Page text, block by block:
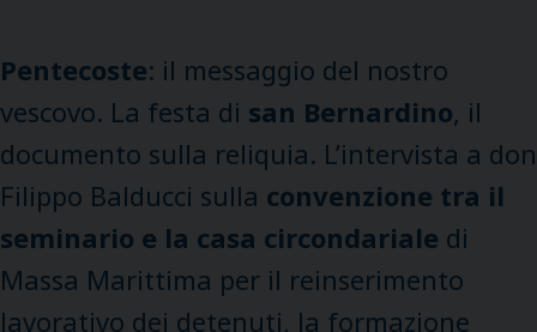
Pentecoste: il messaggio del nostro
vescovo. La festa di san Bernardino, il
documento sulla reliquia. L’intervista a don
Filippo Balducci sulla convenzione tra il
seminario e la casa circondariale di
Massa Marittima per il reinserimento
lavorativo dei detenuti, la formazione